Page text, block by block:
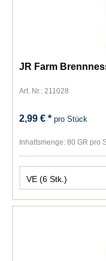
JR Farm
Art. Nr.: 211028
2,99 € *pro Stück
Inhaltsmenge: 80 GR pro